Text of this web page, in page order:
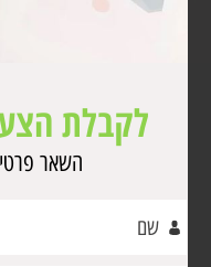
לקבלת
השאר פרטים